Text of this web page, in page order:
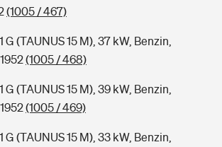
(1005 / 467)
G (TAUNUS 15 M), 37 kW, Benzin,
(1005 / 468)
G (TAUNUS 15 M), 39 kW, Benzin,
(1005 / 469)
G (TAUNUS 15 M), 33 kW, Benzin,